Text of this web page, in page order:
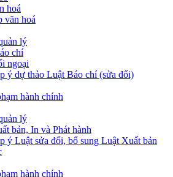
hoá
văn hoá
lý
chí
ngoại
ý dự thảo Luật Báo chí (sửa đổi)
hành chính
lý
bản, In và Phát hành
ý Luật sửa đổi, bổ sung Luật Xuất bản
hành chính